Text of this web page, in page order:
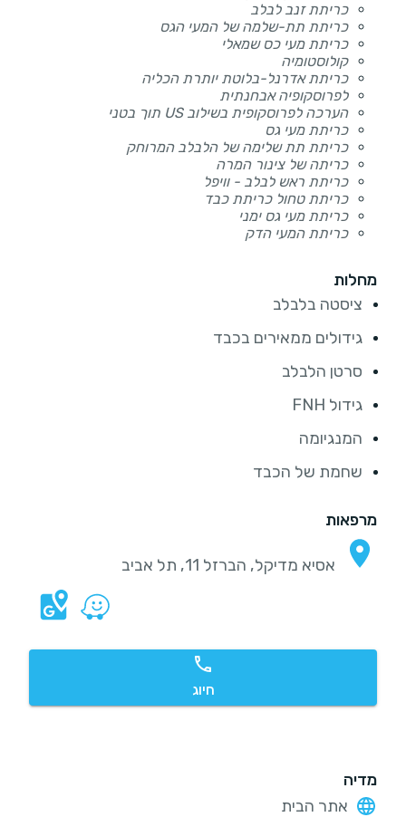
כריתת זנב לבלב
כריתת תת-שלמה של המעי הגס
כריתת מעי כס שמאלי
קולוסטומיה
כריתת אדרנל-בלוטת יותרת הכליה
לפרוסקופיה אבחנתית
הערכה לפרוסקופית בשילוב US תוך בטני
כריתת מעי גס
כריתת תת שלימה של הלבלב המרוחק
כריתה של צינור המרה
כריתת ראש לבלב - וויפל
כריתת טחול כריתת כבד
כריתת מעי גס ימני
כריתת המעי הדק
מחלות
ציסטה בלבלב
גידולים ממאירים בכבד
סרטן הלבלב
גידול FNH
המנגיומה
שחמת של הכבד
מרפאות
אסיא מדיקל, הברזל 11, תל אביב
חיוג
מדיה
אתר הבית